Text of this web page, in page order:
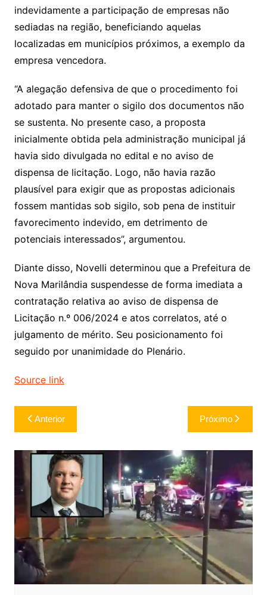
indevidamente a participação de empresas não
sediadas na região, beneficiando aquelas
localizadas em municípios próximos, a exemplo da
empresa vencedora.
“A alegação defensiva de que o procedimento foi
adotado para manter o sigilo dos documentos não
se sustenta. No presente caso, a proposta
inicialmente obtida pela administração municipal já
havia sido divulgada no edital e no aviso de
dispensa de licitação. Logo, não havia razão
plausível para exigir que as propostas adicionais
fossem mantidas sob sigilo, sob pena de instituir
favorecimento indevido, em detrimento de
potenciais interessados”, argumentou.
Diante disso, Novelli determinou que a Prefeitura de
Nova Marilândia suspendesse de forma imediata a
contratação relativa ao aviso de dispensa de
Licitação n.º 006/2024 e atos correlatos, até o
julgamento de mérito. Seu posicionamento foi
seguido por unanimidade do Plenário.
Source link
Navegação
de
Post
Anterior Próximo